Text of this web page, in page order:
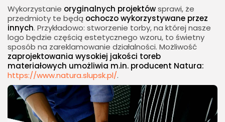
Wykorzystanie oryginalnych projektówsprawi, że
przedmioty te będą ochoczo wykorzystywane przez
innych. Przykładowo: stworzenie torby, na której nasze
logo będzie częścią estetycznego wzoru, to świetny
sposób na zareklamowanie działalności. Możliwość
zaprojektowania wysokiej jakości toreb
materiałowych umożliwia m.in. producent Natura:
https://www.natura.slupsk.pl/.